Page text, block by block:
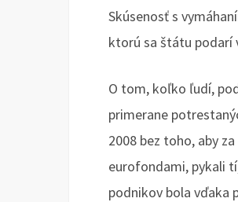
Skúsenosť s
ktorú sa štátu podarí
O tom, koľko ľudí,
primerane
2008 bez toho, aby
eurofondami, pykali
podnikov bola vďaka